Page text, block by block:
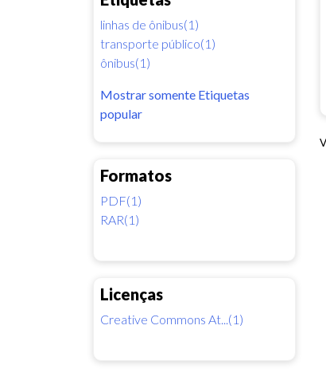
linhas de ônibus(1)
transporte público(1)
ônibus(1)
Mostrar somente Etiquetas
popular
Formatos
PDF(1)
RAR(1)
Licenças
Creative Commons At...(1)